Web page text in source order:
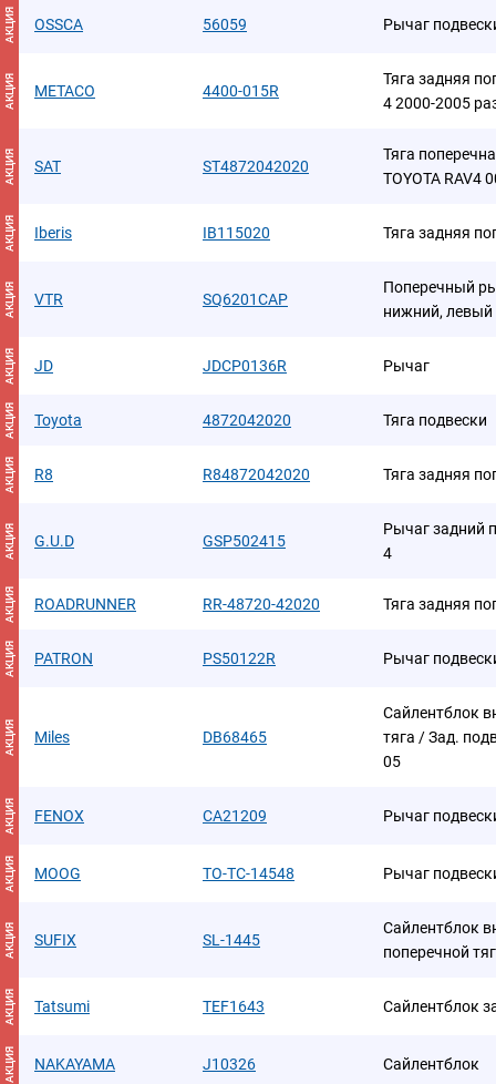
АКЦИЯ OSSCA 56059 Рычаг
АКЦИЯ METACO 4400-015R
Тяга задняя
4 2000-2005
АКЦИЯ SAT ST4872042020
Тяга
TOYOTA RAV4
АКЦИЯ Iberis IB115020 Тяга задняя
АКЦИЯ VTR SQ6201CAP
Поперечный
нижний, левый
АКЦИЯ JD JDCP0136R Рычаг
АКЦИЯ Toyota 4872042020 Тяга подвески
АКЦИЯ R8 R84872042020 Тяга задняя
АКЦИЯ G.U.D GSP502415
Рычаг задний
4
АКЦИЯ ROADRUNNER RR-48720-42020 Тяга задняя
АКЦИЯ PATRON PS50122R Рычаг
АКЦИЯ Miles DB68465
Сайлентблок
тяга / Зад.
05
АКЦИЯ FENOX CA21209 Рычаг
АКЦИЯ MOOG TO-TC-14548 Рычаг
АКЦИЯ SUFIX SL-1445
Сайлентблок
поперечной
АКЦИЯ Tatsumi TEF1643 Сайлентблок
АКЦИЯ NAKAYAMA J10326 Сайлентблок